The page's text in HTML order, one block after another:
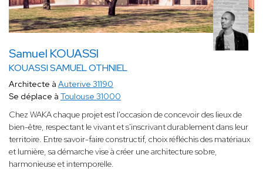
Samuel KOUASSI
KOUASSI SAMUEL OTHNIEL
Architecte à Auterive 31190
Se déplace à Toulouse 31000
Chez WAKA chaque projet est l'occasion de concevoir des lieux de
bien-être, respectant le vivant et s'inscrivant durablement dans leur
territoire. Entre savoir-faire constructif, choix réfléchis des matériaux
et lumière, sa démarche vise à créer une architecture sobre,
harmonieuse et intemporelle.